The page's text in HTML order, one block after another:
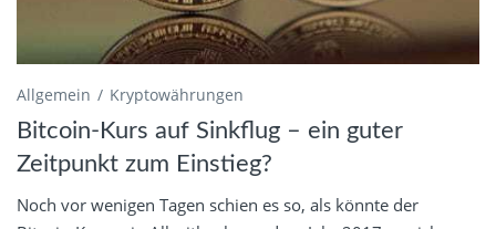
Allgemein Kryptowährungen
Bitcoin-Kurs auf Sinkflug – ein guter
Zeitpunkt zum Einstieg?
Noch vor wenigen Tagen schien es so, als könnte der